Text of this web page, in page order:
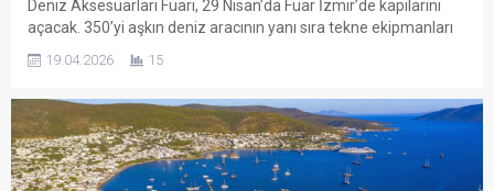
Deniz Aksesuarları Fuarı, 29 Nisan’da Fuar İzmir’de kapılarını
açacak. 350’yi aşkın deniz aracının yanı sıra tekne ekipmanları
dünyasının tüm paydaşlarını bir araya getirecek. İzmir
19.04.2026 15